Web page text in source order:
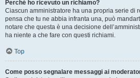
Perché ho ricevuto un richiamo?
Ciascun amministratore ha una propria serie di
pensa che tu ne abbia infranta una, può
notare che questa è una decisione
ha niente a che fare con questi richiami.
Top
Come posso segnalare messaggi ai